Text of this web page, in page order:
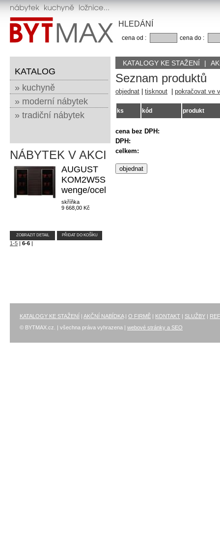
HLEDÁNÍ
cena od : cena do :
KATALOG
» kuchyně
» moderní nábytek
» tradiční nábytek
NÁBYTEK V AKCI
AUGUST
KOM2W5S
wenge/ocel
skříňka
9 668,00 Kč
ZOBRAZIT DETAIL PŘIDAT DO KOŠÍKU
1-5 | 6-6 |
KATALOGY KE STAŽENÍ |
Seznam produktů
objednat tisknout pokračovat ve
ks kód produkt
cena bez DPH:
DPH:
celkem:
KATALOGY KE STAŽENÍ | AKČNÍ NABÍDKA| O FIRMĚ | KONTAKT | SLUŽBY |
© BYTMAX.cz. | všechna práva vyhrazena | webové stránky a SEO